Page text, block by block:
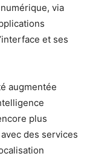
via
et ses
augmentée
plus
des services